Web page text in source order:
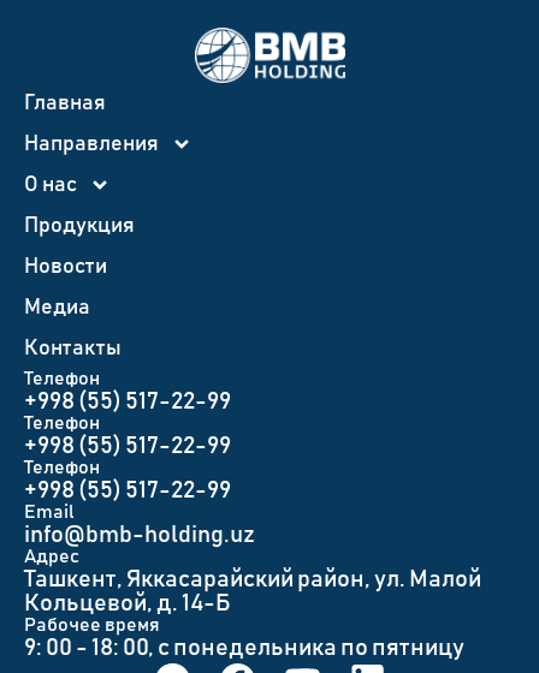
Главная
Направления
О нас
Продукция
Новости
Медиа
Контакты
Телефон
+998 (55) 517-22-99
Телефон
+998 (55) 517-22-99
Телефон
+998 (55) 517-22-99
Email
info@bmb-holding.uz​
Адрес
Ташкент, Яккасарайский район, ул. Малой
Кольцевой, д. 14-Б
Рабочее время
9: 00 - 18: 00, с понедельника по пятницу